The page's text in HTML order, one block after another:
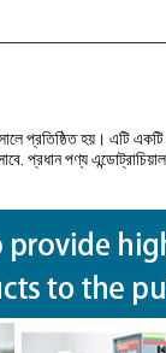
প্রতিষ্ঠিত হয়। এটি
প্রধান পণ্য